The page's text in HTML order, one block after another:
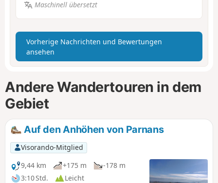
Maschinell übersetzt
Vorherige Nachrichten und Bewertungen
ansehen
Andere Wandertouren in dem
Gebiet
Auf den Anhöhen von Parnans
Visorando-Mitglied
9,44 km
+175 m
-178 m
3:10 Std.
Leicht